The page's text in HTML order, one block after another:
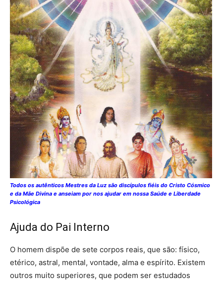
Todos os autênticos Mestres da Luz são discípulos fiéis do Cristo Cósmico
e da Mãe Divina e anseiam por nos ajudar em nossa Saúde e Liberdade
Psicológica
Ajuda do Pai Interno
O homem dispõe de sete corpos reais, que são: físico,
etérico, astral, mental, vontade, alma e espírito. Existem
outros muito superiores, que podem ser estudados